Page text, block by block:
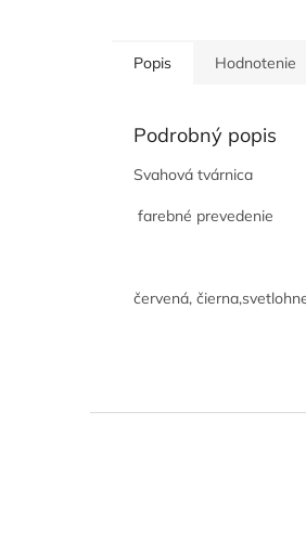
Popis Hodnotenie
Podrobný popis
Svahová tvárnica
farebné prevedenie
červená,